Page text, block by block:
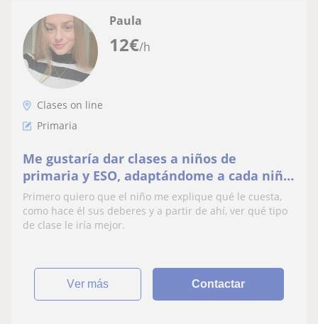
12€/h
Paula
Clases on line
Primaria
Me gustaría dar clases a niños de
primaria y ESO, adaptándome a cada niño,
en las materias necesarias
Primero quiero que el niño me explique qué le cuesta,
como hace él sus deberes y a partir de ahí, ver qué tipo
de clase le iría mejor.
ver más Contactar